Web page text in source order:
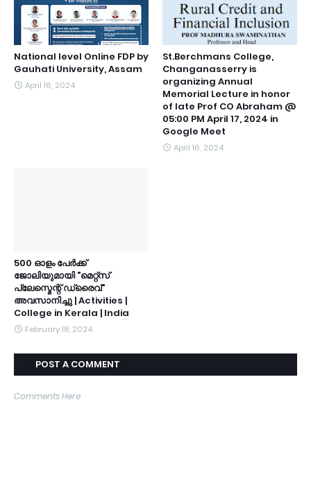
National level Online FDP by
Gauhati University, Assam
April 16, 2024
St.Berchmans College,
Changanasserry is
organizing Annual
Memorial Lecture in honor
of late Prof CO Abraham @
05:00 PM April 17, 2024 in
Google Meet
April 16, 2024
500 ഓളം പേർക്ക്
ജോലിയുമായി "മെറ്റ്സ്
പ്ലേസ്മെന്റ് ഡ്രൈവ്"
അവസാനിച്ചു | Activities |
College in Kerala | India
February 18, 2024
POST A COMMENT
Comments Here